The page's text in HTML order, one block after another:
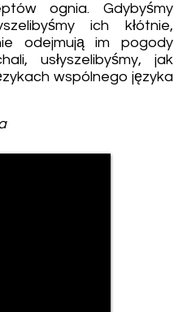
ognia. Gdybyśmy
ich kłótnie,
odejmują im pogody
usłyszelibyśmy, jak
wspólnego języka